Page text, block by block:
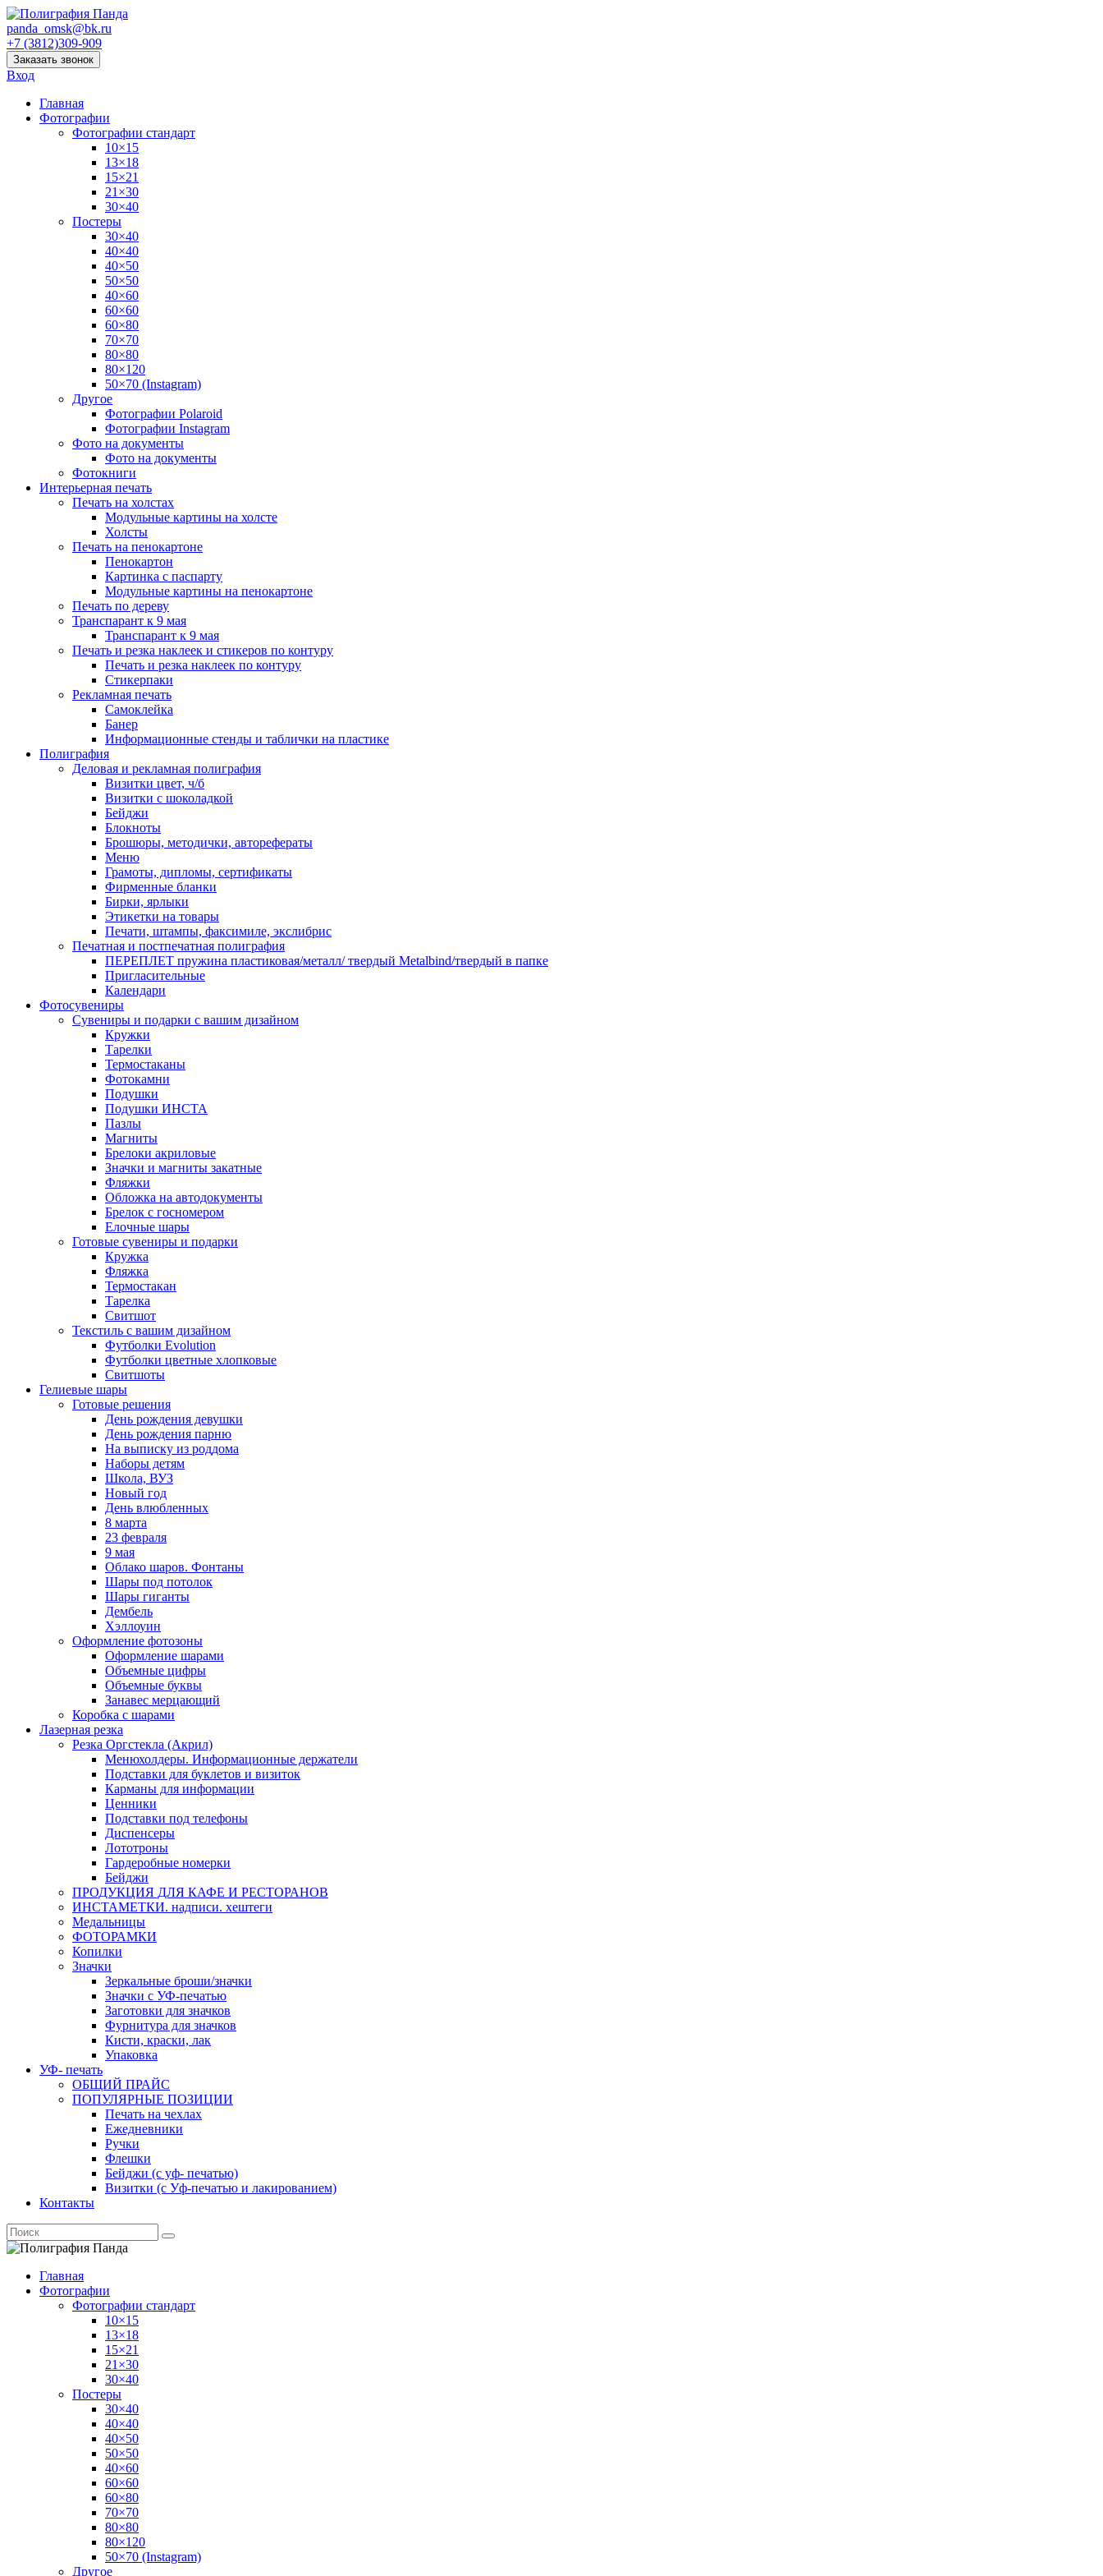
panda_omsk@bk.ru
+7 (3812)309-909
Заказать звонок
Вход
Главная
Фотографии
Фотографии стандарт
10×15
13×18
15×21
21×30
30×40
Постеры
30×40
40×40
40×50
50×50
40×60
60×60
60×80
70×70
80×80
80×120
50×70 (Instagram)
Другое
Фотографии Polaroid
Фотографии Instagram
Фото на документы
Фото на документы
Фотокниги
Интерьерная печать
Печать на холстах
Модульные картины на холсте
Холсты
Печать на пенокартоне
Пенокартон
Картинка с паспарту
Модульные картины на пенокартоне
Печать по дереву
Транспарант к 9 мая
Транспарант к 9 мая
Печать и резка наклеек и стикеров по контуру
Печать и резка наклеек по контуру
Стикерпаки
Рекламная печать
Самоклейка
Банер
Информационные стенды и таблички на пластике
Полиграфия
Деловая и рекламная полиграфия
Визитки цвет, ч/б
Визитки с шоколадкой
Бейджи
Блокноты
Брошюры, методички, авторефераты
Меню
Грамоты, дипломы, сертификаты
Фирменные бланки
Бирки, ярлыки
Этикетки на товары
Печати, штампы, факсимиле, экслибрис
Печатная и постпечатная полиграфия
ПЕРЕПЛЕТ пружина пластиковая/металл/ твердый Metalbind/твердый в папке
Пригласительные
Календари
Фотосувениры
Сувениры и подарки с вашим дизайном
Кружки
Тарелки
Термостаканы
Фотокамни
Подушки
Подушки ИНСТА
Пазлы
Магниты
Брелоки акриловые
Значки и магниты закатные
Фляжки
Обложка на автодокументы
Брелок с госномером
Елочные шары
Готовые сувениры и подарки
Кружка
Фляжка
Термостакан
Тарелка
Свитшот
Текстиль с вашим дизайном
Футболки Evolution
Футболки цветные хлопковые
Свитшоты
Гелиевые шары
Готовые решения
День рождения девушки
День рождения парню
На выписку из роддома
Наборы детям
Школа, ВУЗ
Новый год
День влюбленных
8 марта
23 февраля
9 мая
Облако шаров. Фонтаны
Шары под потолок
Шары гиганты
Дембель
Хэллоуин
Оформление фотозоны
Оформление шарами
Объемные цифры
Объемные буквы
Занавес мерцающий
Коробка с шарами
Лазерная резка
Резка Оргстекла (Акрил)
Менюхолдеры. Информационные держатели
Подставки для буклетов и визиток
Карманы для информации
Ценники
Подставки под телефоны
Диспенсеры
Лототроны
Гардеробные номерки
Бейджи
ПРОДУКЦИЯ ДЛЯ КАФЕ И РЕСТОРАНОВ
ИНСТАМЕТКИ. надписи. хештеги
Медальницы
ФОТОРАМКИ
Копилки
Значки
Зеркальные броши/значки
Значки с УФ-печатью
Заготовки для значков
Фурнитура для значков
Кисти, краски, лак
Упаковка
УФ- печать
ОБЩИЙ ПРАЙС
ПОПУЛЯРНЫЕ ПОЗИЦИИ
Печать на чехлах
Ежедневники
Ручки
Флешки
Бейджи (с уф- печатью)
Визитки (с Уф-печатью и лакированием)
Контакты
Главная
Фотографии
Фотографии стандарт
10×15
13×18
15×21
21×30
30×40
Постеры
30×40
40×40
40×50
50×50
40×60
60×60
60×80
70×70
80×80
80×120
50×70 (Instagram)
Другое